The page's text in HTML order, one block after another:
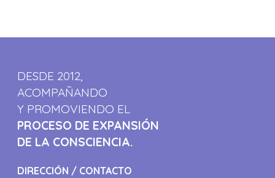
DESDE 2012,
ACOMPAÑANDO
Y PROMOVIENDO EL
PROCESO DE EXPANSIÓN
DE LA CONSCIENCIA.
DIRECCIÓN / CONTACTO